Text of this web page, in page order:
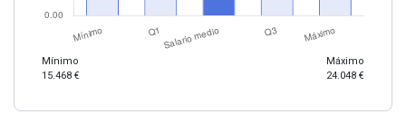
Mínimo
15.468 €
Máximo
24.048 €